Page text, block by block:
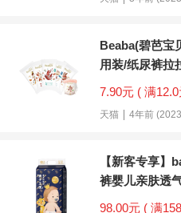
Beaba(碧芭宝贝) 5片装 山海经系列婴儿
用装/纸尿裤拉
7.90元 ( 满
天猫 4年前
【新客专享】
裤婴儿亲肤透
98.00元 ( 满